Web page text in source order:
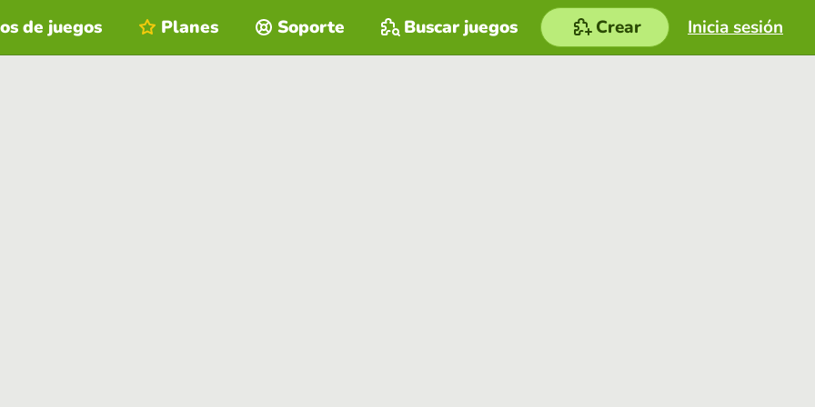
Inicia sesión
de juegos Planes Soporte Buscar juegos Crear